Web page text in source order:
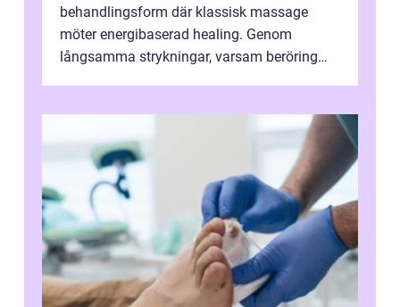
behandlingsform där klassisk massage
möter energibaserad healing. Genom
långsamma strykningar, varsam beröring